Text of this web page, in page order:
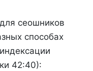
сеошников
способах
42:40):